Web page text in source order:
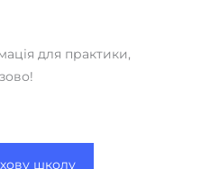
для практики,
школу